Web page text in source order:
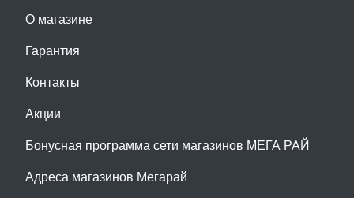
О магазине
Гарантия
Контакты
Акции
Бонусная программа сети магазинов МЕГА РАЙ
Адреса магазинов Мегарай